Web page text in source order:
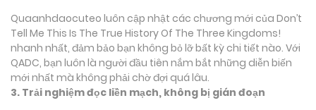
Quaanhdaocuteo luôn cập nhật các chương mới của Don’t
Tell Me This Is The True History Of The Three Kingdoms!
nhanh nhất, đảm bảo bạn không bỏ lỡ bất kỳ chi tiết nào. Với
QADC, bạn luôn là người đầu tiên nắm bắt những diễn biến
mới nhất mà không phải chờ đợi quá lâu.
3. Trải nghiệm đọc liền mạch, không bị gián đoạn